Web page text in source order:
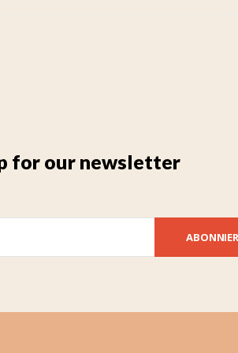
for our newsletter